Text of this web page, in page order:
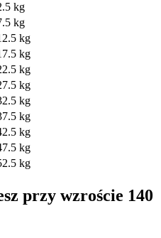
kg
kg
kg
kg
kg
kg
kg
kg
kg
kg
kg
przy wzroście 140